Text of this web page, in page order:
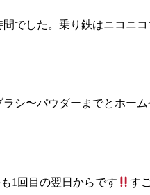
でした。乗り鉄はニコニコ
シ〜パウダーまでとホー
1回目の翌日からです
す